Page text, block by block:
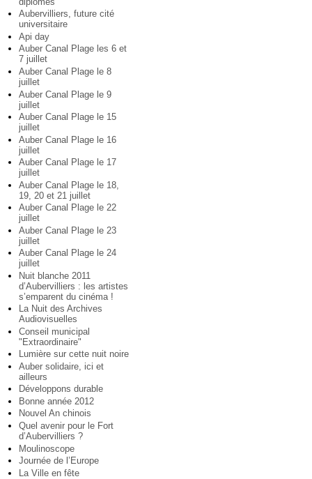
Aubervilliers, future cité
universitaire
Api day
Auber Canal Plage les 6 et
7 juillet
Auber Canal Plage le 8
juillet
Auber Canal Plage le 9
juillet
Auber Canal Plage le 15
juillet
Auber Canal Plage le 16
juillet
Auber Canal Plage le 17
juillet
Auber Canal Plage le 18,
19, 20 et 21 juillet
Auber Canal Plage le 22
juillet
Auber Canal Plage le 23
juillet
Auber Canal Plage le 24
juillet
Nuit blanche 2011
d’Aubervilliers : les artistes
s’emparent du cinéma !
La Nuit des Archives
Audiovisuelles
Conseil municipal
"Extraordinaire"
Lumière sur cette nuit noire
Auber solidaire, ici et
ailleurs
Développons durable
Bonne année 2012
Nouvel An chinois
Quel avenir pour le Fort
d’Aubervilliers ?
Moulinoscope
Journée de l’Europe
La Ville en fête